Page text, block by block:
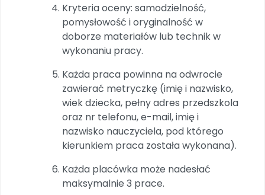
Kryteria oceny: samodzielność,
pomysłowość i oryginalność w
doborze materiałów lub technik w
wykonaniu pracy.
Każda praca powinna na odwrocie
zawierać metryczkę (imię i nazwisko,
wiek dziecka, pełny adres przedszkola
oraz nr telefonu, e-mail, imię i
nazwisko nauczyciela, pod którego
kierunkiem praca została wykonana).
Każda placówka może nadesłać
maksymalnie 3 prace.